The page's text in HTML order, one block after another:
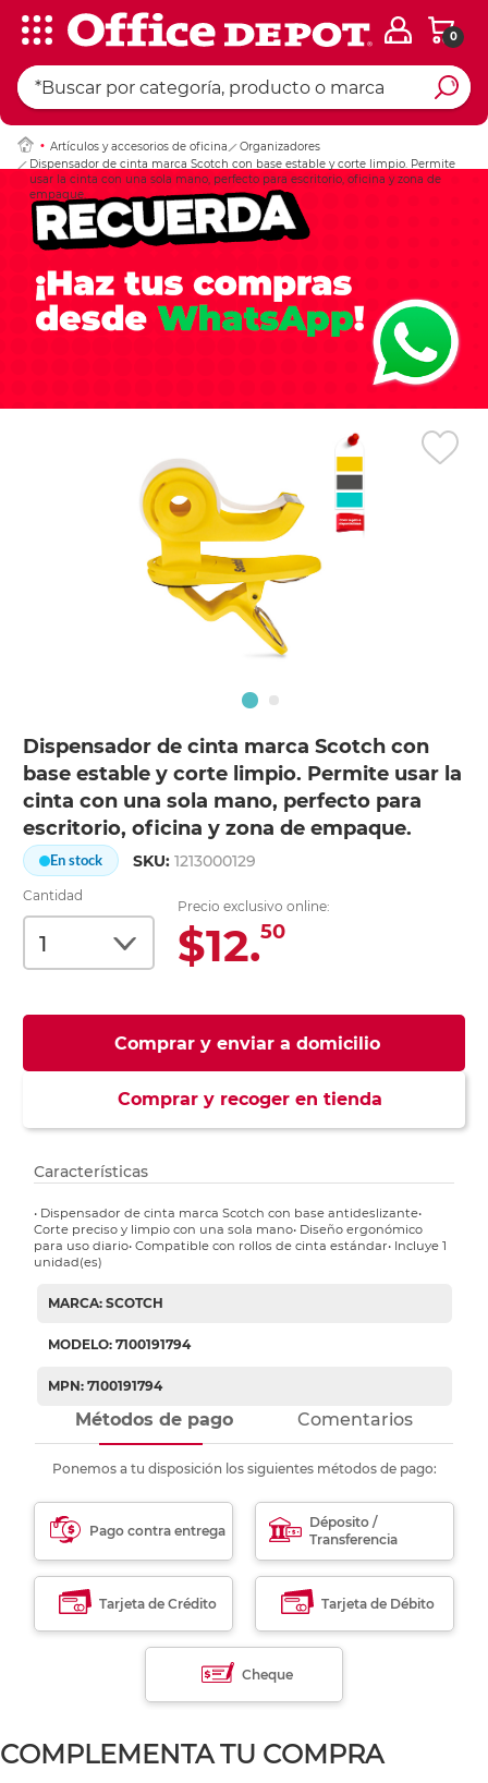
0
Artículos y accesorios de oficina
Organizadores
Dispensador de cinta marca Scotch con base estable y corte limpio. Permite
usar la cinta con una sola mano, perfecto para escritorio, oficina y zona de
empaque.
Dispensador de cinta marca Scotch con
base estable y corte limpio. Permite usar la
cinta con una sola mano, perfecto para
escritorio, oficina y zona de empaque.
En stock SKU:1213000129
Cantidad
Precio exclusivo online:
$12.50
Comprar y enviar a domicilio
Comprar y recoger en tienda
Ingresar Codigo
Características
• Dispensador de cinta marca Scotch con base antideslizante•
Corte preciso y limpio con una sola mano• Diseño ergonómico
para uso diario• Compatible con rollos de cinta estándar• Incluye 1
unidad(es)
MARCA: SCOTCH
MODELO: 7100191794
MPN: 7100191794
Métodos de pago Comentarios
Ponemos a tu disposición los siguientes métodos de pago:
Pago contra entrega
Déposito /
Transferencia
Tarjeta de Crédito Tarjeta de Débito
Cheque
COMPLEMENTA TU COMPRA